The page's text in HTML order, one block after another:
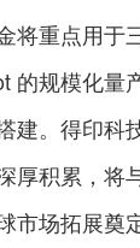
将重点用于
的规模化量
建。得印科
厚积累，将
场拓展奠